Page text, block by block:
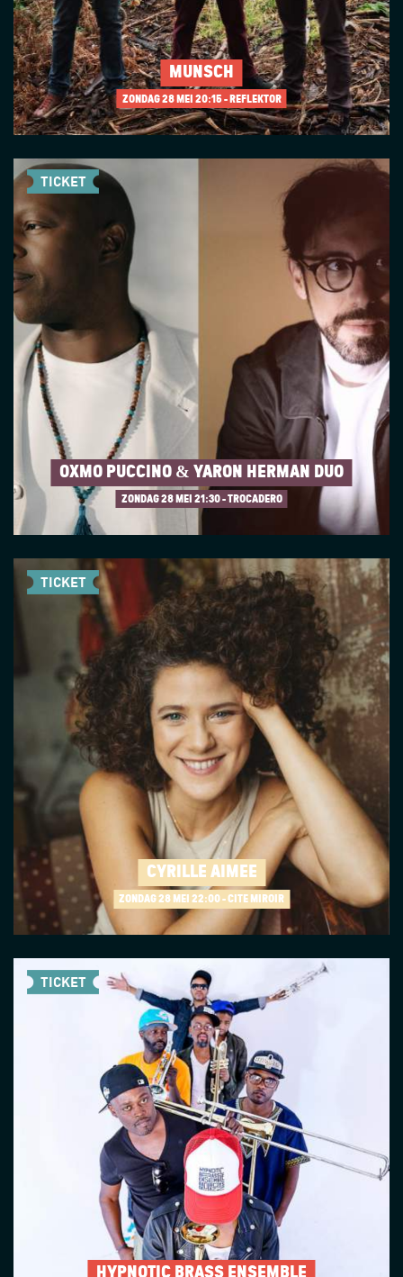
MUNSCH
ZONDAG 28 MEI 20:15 - REFLEKTOR
OXMO PUCCINO & YARON HERMAN DUO
ZONDAG 28 MEI 21:30 - TROCADERO
TICKET
CYRILLE AIMÉE
ZONDAG 28 MEI 22:00 - CITÉ MIROIR
TICKET
HYPNOTIC BRASS ENSEMBLE
TICKET